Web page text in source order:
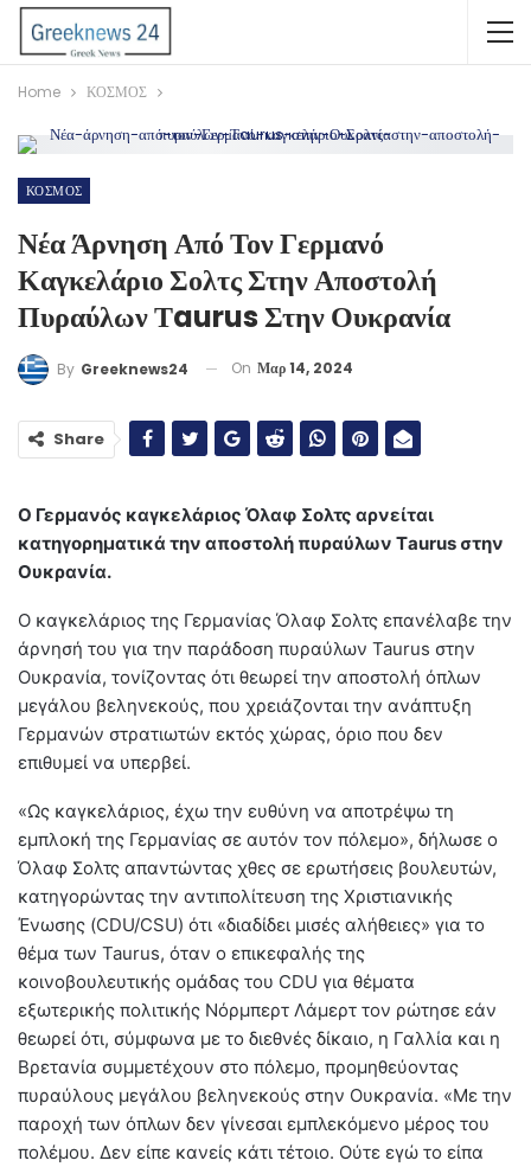
Home ΚΟΣΜΟΣ
ΚΟΣΜΟΣ
Νέα Άρνηση Από Τον Γερμανό
Καγκελάριο Σολτς Στην Αποστολή
Πυραύλων Τaurus Στην Ουκρανία
By Greeknews24 On Μαρ 14, 2024
Share
Ο Γερμανός καγκελάριος Όλαφ Σολτς αρνείται
κατηγορηματικά την αποστολή πυραύλων Τaurus στην
Ουκρανία.
Ο καγκελάριος της Γερμανίας Όλαφ Σολτς επανέλαβε την
άρνησή του για την παράδοση πυραύλων Taurus στην
Ουκρανία, τονίζοντας ότι θεωρεί την αποστολή όπλων
μεγάλου βεληνεκούς, που χρειάζονται την ανάπτυξη
Γερμανών στρατιωτών εκτός χώρας, όριο που δεν
επιθυμεί να υπερβεί.
«Ως καγκελάριος, έχω την ευθύνη να αποτρέψω τη
εμπλοκή της Γερμανίας σε αυτόν τον πόλεμο», δήλωσε ο
Όλαφ Σολτς απαντώντας χθες σε ερωτήσεις βουλευτών,
κατηγορώντας την αντιπολίτευση της Χριστιανικής
Ένωσης (CDU/CSU) ότι «διαδίδει μισές αλήθειες» για το
θέμα των Taurus, όταν ο επικεφαλής της
κοινοβουλευτικής ομάδας του CDU για θέματα
εξωτερικής πολιτικής Νόρμπερτ Λάμερτ τον ρώτησε εάν
θεωρεί ότι, σύμφωνα με το διεθνές δίκαιο, η Γαλλία και η
Βρετανία συμμετέχουν στο πόλεμο, προμηθεύοντας
πυραύλους μεγάλου βεληνεκούς στην Ουκρανία. «Με την
παροχή των όπλων δεν γίνεσαι εμπλεκόμενο μέρος του
πολέμου. Δεν είπε κανείς κάτι τέτοιο. Ούτε εγώ το είπα